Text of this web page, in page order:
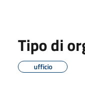
Tipo di
ufficio